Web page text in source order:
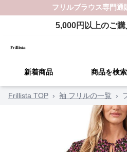
フリルブラウス専門通
5,000円以上のご
新着商品 商品を検索
Frillista TOP › 袖 フリルの一覧 ›